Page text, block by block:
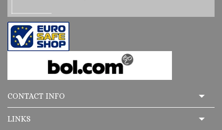
CONTACT INFO
LINKS